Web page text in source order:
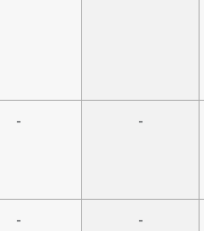
- -
- -